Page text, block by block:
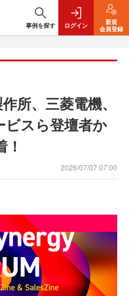
事例を探す ログイン
新規
会員登録
所、三菱電機、
ビスら登壇者か
2026/07/07 07:00